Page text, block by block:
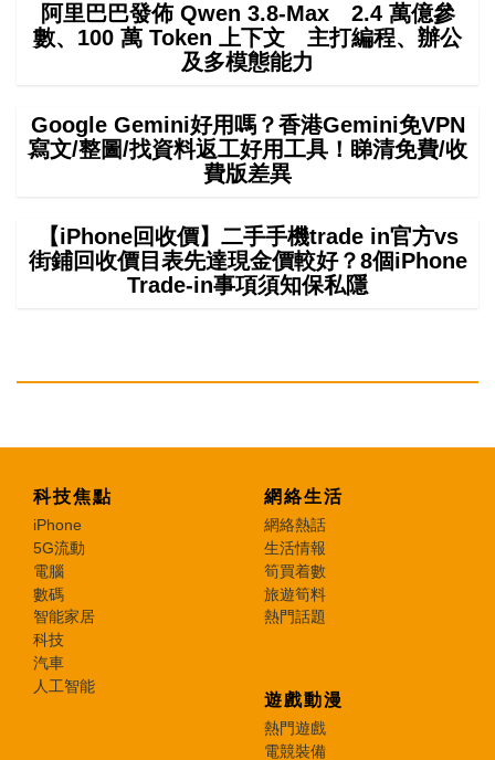
阿里巴巴發佈 Qwen 3.8-Max 2.4 萬億參
數、100 萬 Token 上下文 主打編程、辦公
及多模態能力
Google Gemini好用嗎？香港Gemini免VPN
寫文/整圖/找資料返工好用工具！睇清免費/收
費版差異
【iPhone回收價】二手手機trade in官方vs
街鋪回收價目表先達現金價較好？8個iPhone
Trade-in事項須知保私隱
科技焦點
iPhone
5G流動
電腦
數碼
智能家居
科技
汽車
人工智能
網絡生活
網絡熱話
生活情報
筍買着數
旅遊筍料
熱門話題
遊戲動漫
熱門遊戲
電競裝備